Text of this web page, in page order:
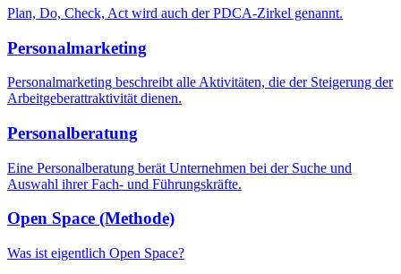
Plan, Do, Check, Act wird auch der PDCA-Zirkel genannt.
Personalmarketing
Personalmarketing beschreibt alle Aktivitäten, die der Steigerung der
Arbeitgeberattraktivität dienen.
Personalberatung
Eine Personalberatung berät Unternehmen bei der Suche und
Auswahl ihrer Fach- und Führungskräfte.
Open Space (Methode)
Was ist eigentlich Open Space?